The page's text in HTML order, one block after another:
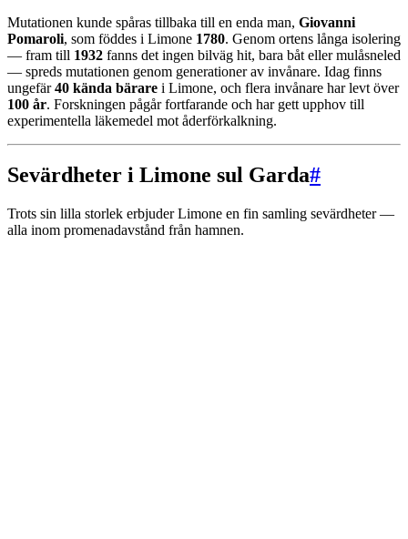
Mutationen kunde spåras tillbaka till en enda man, Giovanni
Pomaroli, som föddes i Limone 1780. Genom ortens långa isolering
— fram till 1932 fanns det ingen bilväg hit, bara båt eller mulåsneled
— spreds mutationen genom generationer av invånare. Idag finns
ungefär40 kända bärare i Limone, och flera invånare har levt över
100 år. Forskningen pågår fortfarande och har gett upphov till
experimentella läkemedel mot åderförkalkning.
Sevärdheter i Limone sul Garda#
Trots sin lilla storlek erbjuder Limone en fin samling sevärdheter —
alla inom promenadavstånd från hamnen.